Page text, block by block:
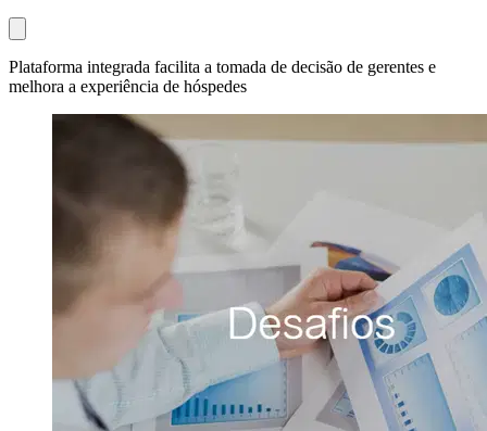
Plataforma integrada facilita a tomada de decisão de gerentes e
melhora a experiência de hóspedes